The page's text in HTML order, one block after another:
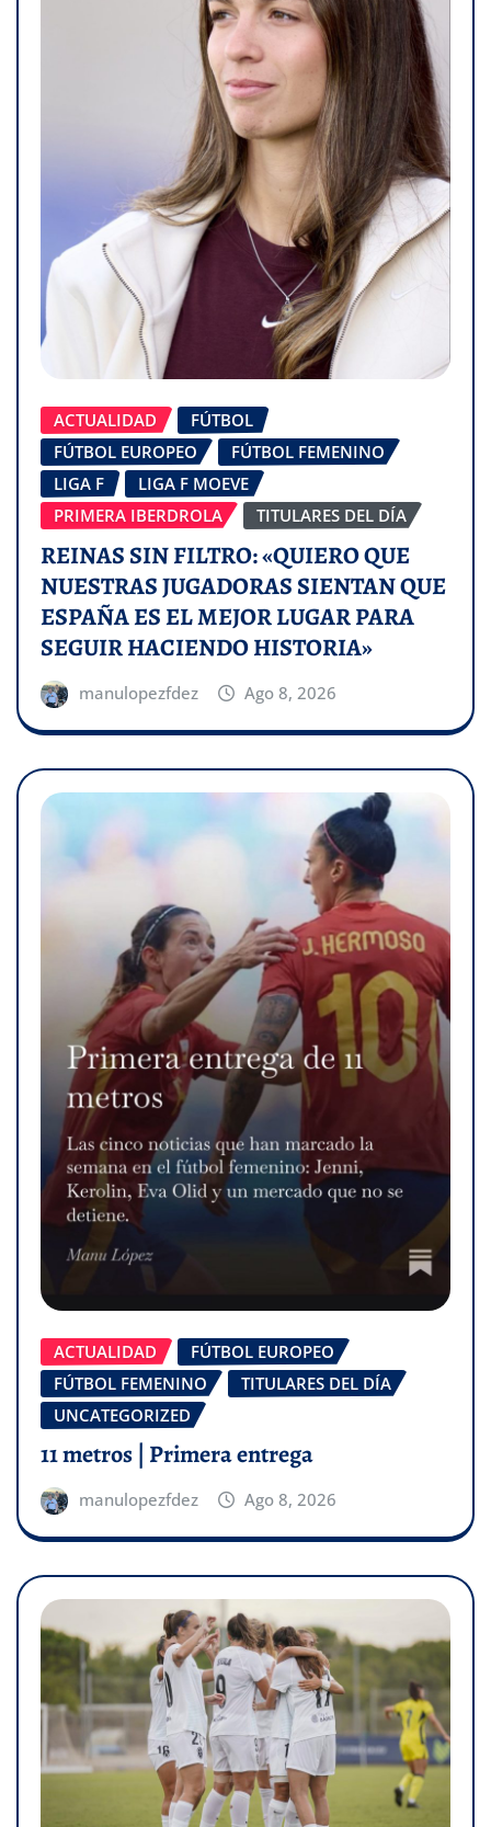
ACTUALIDAD
FÚTBOL
FÚTBOL EUROPEO
FÚTBOL FEMENINO
LIGA F
LIGA F MOEVE
PRIMERA IBERDROLA
TITULARES DEL DÍA
REINAS SIN FILTRO: «QUIERO QUE
NUESTRAS JUGADORAS SIENTAN QUE
ESPAÑA ES EL MEJOR LUGAR PARA
SEGUIR HACIENDO HISTORIA»
manulopezfdez Ago 8, 2026
ACTUALIDAD
FÚTBOL EUROPEO
FÚTBOL FEMENINO
TITULARES DEL DÍA
UNCATEGORIZED
11 metros | Primera entrega
manulopezfdez Ago 8, 2026